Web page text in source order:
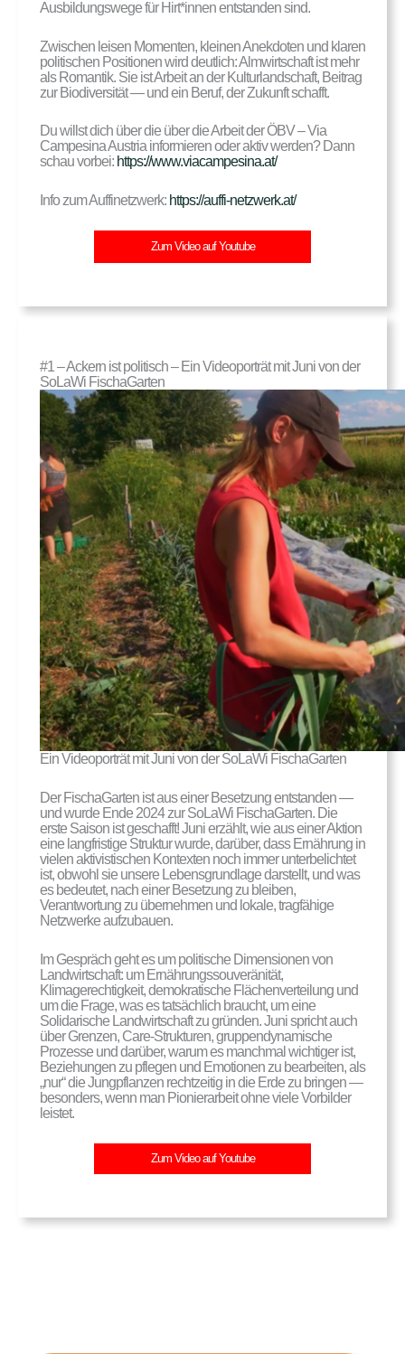
Ausbildungswege für Hirt*innen entstanden sind.
Zwischen leisen Momenten, kleinen Anekdoten und klaren
politischen Positionen wird deutlich: Almwirtschaft ist mehr
als Romantik. Sie ist Arbeit an der Kulturlandschaft, Beitrag
zur Biodiversität — und ein Beruf, der Zukunft schafft.
Du willst dich über die über die Arbeit der ÖBV – Via
Campesina Austria informieren oder aktiv werden? Dann
schau vorbei: https://www.viacampesina.at/
Info zum Auffinetzwerk: https://auffi-netzwerk.at/
Zum Video auf Youtube
#1 – Ackern ist politisch – Ein Videoporträt mit Juni von der
SoLaWi FischaGarten
Ein Videoporträt mit Juni von der SoLaWi FischaGarten
Der FischaGarten ist aus einer Besetzung entstanden —
und wurde Ende 2024 zur SoLaWi FischaGarten. Die
erste Saison ist geschafft! Juni erzählt, wie aus einer Aktion
eine langfristige Struktur wurde, darüber, dass Ernährung in
vielen aktivistischen Kontexten noch immer unterbelichtet
ist, obwohl sie unsere Lebensgrundlage darstellt, und was
es bedeutet, nach einer Besetzung zu bleiben,
Verantwortung zu übernehmen und lokale, tragfähige
Netzwerke aufzubauen.
Im Gespräch geht es um politische Dimensionen von
Landwirtschaft: um Ernährungssouveränität,
Klimagerechtigkeit, demokratische Flächenverteilung und
um die Frage, was es tatsächlich braucht, um eine
Solidarische Landwirtschaft zu gründen. Juni spricht auch
über Grenzen, Care-Strukturen, gruppendynamische
Prozesse und darüber, warum es manchmal wichtiger ist,
Beziehungen zu pflegen und Emotionen zu bearbeiten, als
„nur“ die Jungpflanzen rechtzeitig in die Erde zu bringen —
besonders, wenn man Pionierarbeit ohne viele Vorbilder
leistet.
Zum Video auf Youtube